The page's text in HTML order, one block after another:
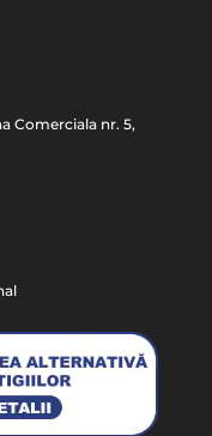
Comerciala nr. 5,